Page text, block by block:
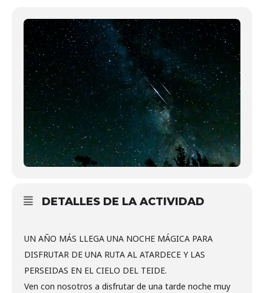
DETALLES DE LA ACTIVIDAD
UN AÑO MÁS LLEGA UNA NOCHE MÁGICA PARA
DISFRUTAR DE UNA RUTA AL ATARDECE Y LAS
PERSEIDAS EN EL CIELO DEL TEIDE.
Ven con nosotros a disfrutar de una tarde noche muy